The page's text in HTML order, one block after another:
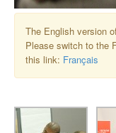
The English version
Please switch to the
this link: Français